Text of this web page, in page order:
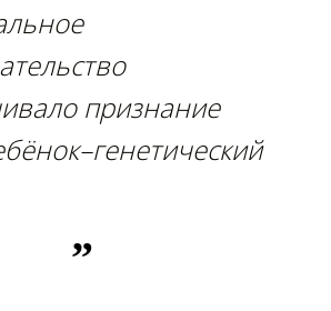
признание